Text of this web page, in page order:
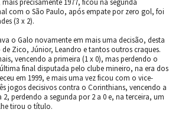
com o São Paulo, após empate por zero gol, foi
(3 x 2).
o Galo novamente em mais uma decisão, desta
Zico, Júnior, Leandro e tantos outros craques.
vencendo a primeira (1 x 0), mas perdendo o
final disputada pelo clube mineiro, na era dos
em 1999, e mais uma vez ficou com o vice-
jogos decisivos contra o Corinthians, vencendo a
perdendo a segunda por 2 a 0 e, na terceira, um
tirou o título.